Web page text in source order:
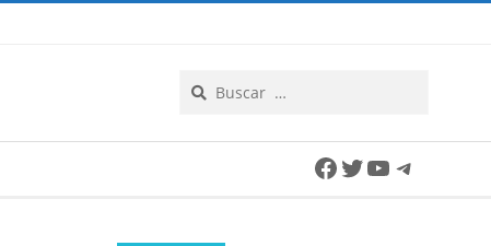
Facebook
Twitter
YouTube